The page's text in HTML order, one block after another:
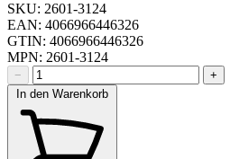
SKU: 2601-3124
EAN: 4066966446326
GTIN: 4066966446326
MPN: 2601-3124
−
+
In den Warenkorb